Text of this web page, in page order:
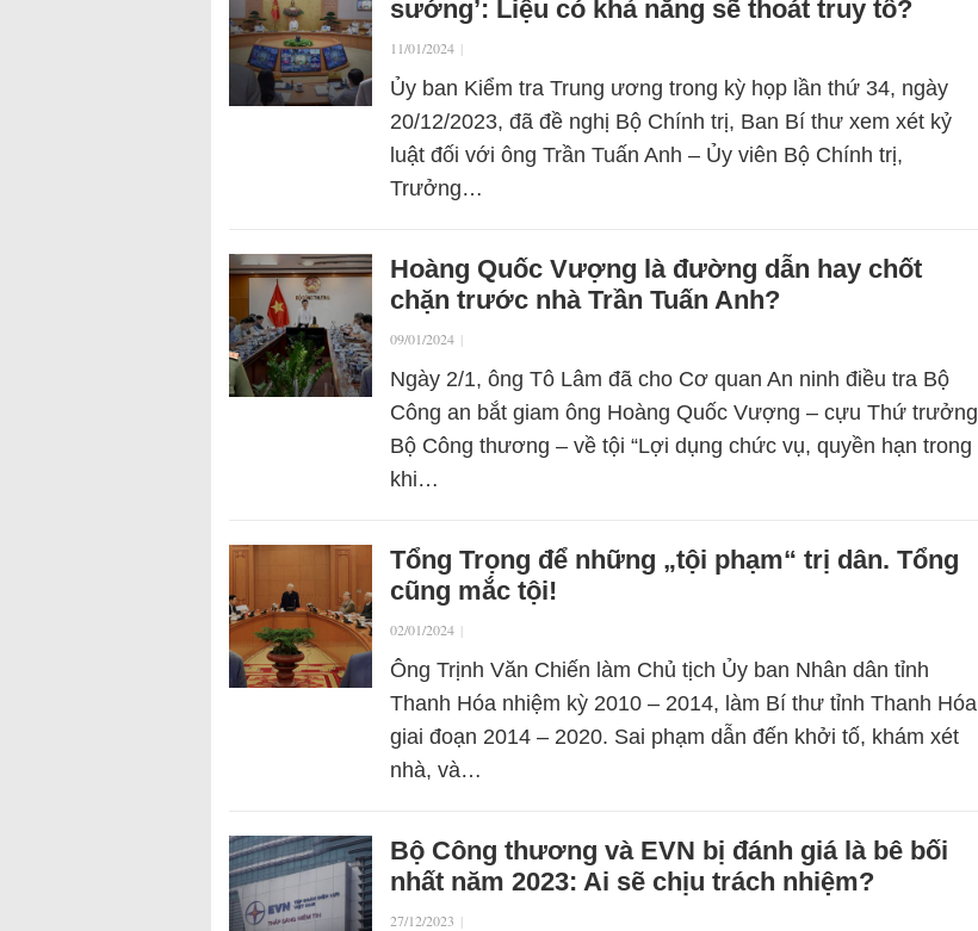
sướng’: Liệu có khả năng sẽ thoát truy tố?
11/01/2024 |
Ủy ban Kiểm tra Trung ương trong kỳ họp lần thứ 34, ngày
20/12/2023, đã đề nghị Bộ Chính trị, Ban Bí thư xem xét kỷ
luật đối với ông Trần Tuấn Anh – Ủy viên Bộ Chính trị,
Trưởng…
Hoàng Quốc Vượng là đường dẫn hay chốt
chặn trước nhà Trần Tuấn Anh?
09/01/2024 |
Ngày 2/1, ông Tô Lâm đã cho Cơ quan An ninh điều tra Bộ
Công an bắt giam ông Hoàng Quốc Vượng – cựu Thứ trưởng
Bộ Công thương – về tội “Lợi dụng chức vụ, quyền hạn trong
khi…
Tổng Trọng để những „tội phạm“ trị dân. Tổng
cũng mắc tội!
02/01/2024 |
Ông Trịnh Văn Chiến làm Chủ tịch Ủy ban Nhân dân tỉnh
Thanh Hóa nhiệm kỳ 2010 – 2014, làm Bí thư tỉnh Thanh Hóa
giai đoạn 2014 – 2020. Sai phạm dẫn đến khởi tố, khám xét
nhà, và…
Bộ Công thương và EVN bị đánh giá là bê bối
nhất năm 2023: Ai sẽ chịu trách nhiệm?
27/12/2023 |